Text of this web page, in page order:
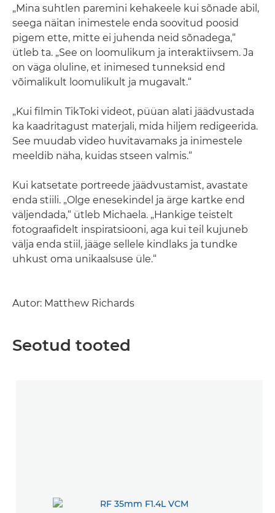
„Mina suhtlen paremini kehakeele kui sõnade abil,
seega näitan inimestele enda soovitud poosid
pigem ette, mitte ei juhenda neid sõnadega,“
ütleb ta. „See on loomulikum ja interaktiivsem. Ja
on väga oluline, et inimesed tunneksid end
võimalikult loomulikult ja mugavalt.“
„Kui filmin TikToki videot, püüan alati jäädvustada
ka kaadritagust materjali, mida hiljem redigeerida.
See muudab video huvitavamaks ja inimestele
meeldib näha, kuidas stseen valmis.“
Kui katsetate portreede jäädvustamist, avastate
enda stiili. „Olge enesekindel ja ärge kartke end
väljendada,“ ütleb Michaela. „Hankige teistelt
fotograafidelt inspiratsiooni, aga kui teil kujuneb
välja enda stiil, jääge sellele kindlaks ja tundke
uhkust oma unikaalsuse üle.“
Autor: Matthew Richards
Seotud tooted